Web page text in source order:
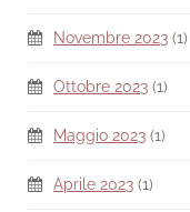
Novembre 2023 (1)
Ottobre 2023 (1)
Maggio 2023 (1)
Aprile 2023 (1)